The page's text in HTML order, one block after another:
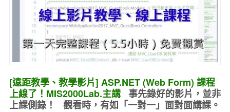
[遠距教學、教學影片] ASP.NET (Web Form) 課程
上線了！MIS2000Lab.主講 事先錄好的影片，並非
上課側錄！ 觀看時，有如 「一對一」面對面講課。